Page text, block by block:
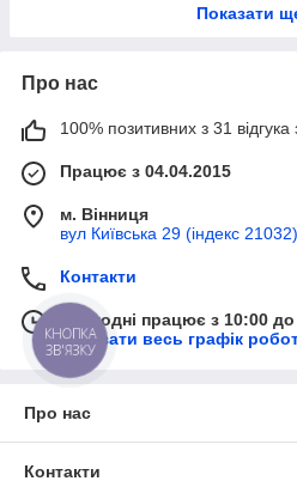
Показати
Про нас
100% позитивних з 31 відгука
Працює з 04.04.2015
м. Вінниця
вул Київська 29 (індекс
Контакти
Сьогодні працює з 10:00
Показати весь графік
Про нас
Контакти
КНОПКА
ЗВ'ЯЗКУ